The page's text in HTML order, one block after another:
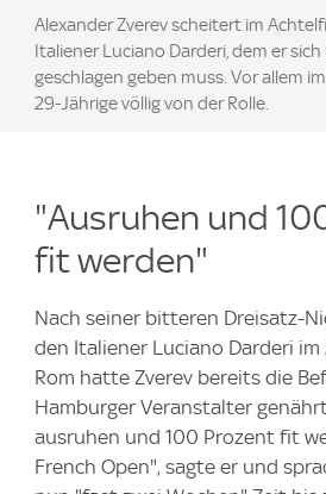
Alexander Zverev scheitert im
Italiener Luciano Darderi, dem er sich
geschlagen geben muss. Vor allem
29-Jährige völlig von der Rolle.
"Ausruhen und
fit werden"
Nach seiner bitteren Dreisatz-
den Italiener Luciano Darderi
Rom hatte Zverev bereits die
Hamburger Veranstalter
ausruhen und 100 Prozent fit
French Open", sagte er und